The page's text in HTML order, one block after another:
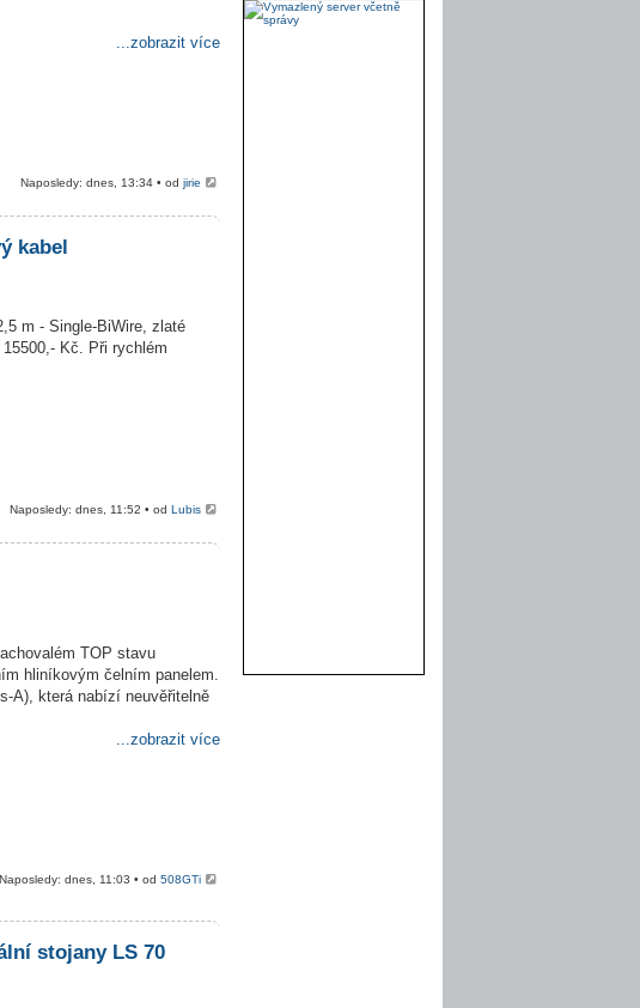
...zobrazit více
Naposledy: dnes, 13:34 • odjirie
kabel
m - Single-BiWire, zlaté
Kč. Při rychlém
Naposledy: dnes, 11:52 • odLubis
TOP stavu
hliníkovým čelním panelem.
A), která nabízí neuvěřitelně
...zobrazit více
Naposledy: dnes, 11:03 • od508GTi
stojany LS 70